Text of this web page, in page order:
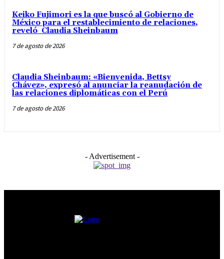
Keiko Fujimori es la que buscó al Gobierno de
México para el restablecimiento de relaciones,
reveló Claudia Sheinbaum
7 de agosto de 2026
Claudia Sheinbaum: «Bienvenida, Bettsy
Chávez», expresó al anunciar la reanudación de
las relaciones diplomáticas con el Perú
7 de agosto de 2026
- Advertisement -